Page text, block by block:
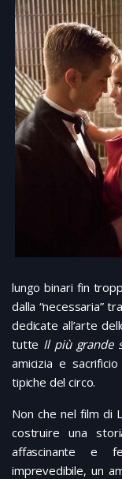
lungo binari fin
dalla “necessaria”
dedicate all’arte
tutte Il più grande
amicizia e
tipiche del circo.
Non che nel film di
costruire una
affascinante e
imprevedibile, un